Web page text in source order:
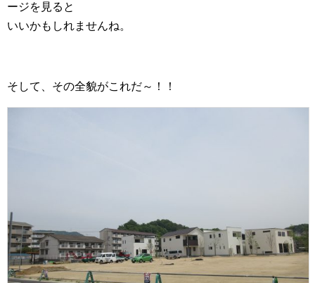
ージを見ると
いいかもしれませんね。
そして、その全貌がこれだ～！！